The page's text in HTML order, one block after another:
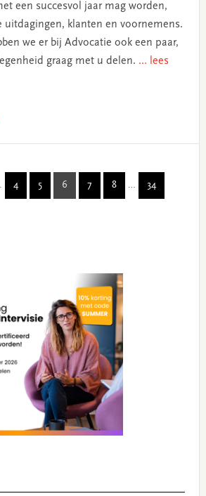
een succesvol jaar mag worden,
uitdagingen, klanten en voornemens.
we er bij Advocatie ook een paar,
graag met u delen. ... lees
Interim
pages
Page
4 Page
5 Page
6 Page
7 Page
8
Interim
pages
… Page
34